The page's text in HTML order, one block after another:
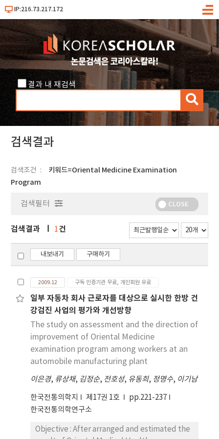
IP:216.73.217.172
메
결과 내 재검색
검
색
검색결과
검색조건
키워드=Oriental Medicine Examination
Program
검색필터 CLOSE
검색결과 1건
내보내기 구매하기
2009.12 구독 인증기관 무료, 개인회원 유료
일부 자동차 회사 근로자를 대상으로 실시한 한방 건
강검진 사업의 평가와 개선방향
The study on assessment and the direction of
improvement of Oriental Medicine
examination program among workers at an
automobile manufacturing plant
이은경, 류상채, 김정순, 전호성, 유동희, 정명수, 이기남
한국전통의학지 제17권 1호
pp.221-237
한국전통의학연구소
Objective : After arranged and estimated the